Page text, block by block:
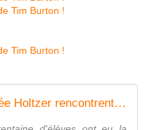
Firminy. Des élèves du lycée Holtzer rencontrent Tim Burton à Lyon